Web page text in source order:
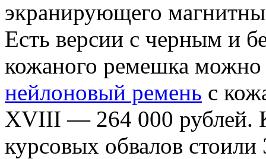
экранирующего
Есть версии с черным и
кожаного ремешка можно
нейлоновый ремень с
XVIII — 264 000 рублей.
курсовых обвалов